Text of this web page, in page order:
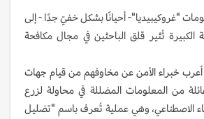
"غروكيبيديا"- أحيانًا بشكل خفيّ جدًا - إلى
الكبيرة تُثير قلق الباحثين في مجال مكافحة
أعرب خبراء الأمن عن مخاوفهم من قيام جهات
من المعلومات المضللة في محاولة لزرع
الاصطناعي، وهي عملية تُعرف باسم "تضليل